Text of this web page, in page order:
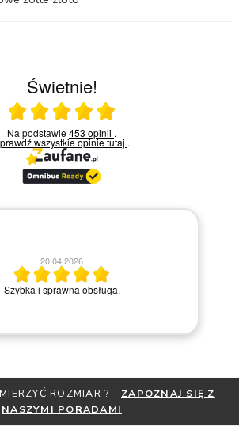
Świetnie!
Ocena średnia 5 na 5
Na podstawie453 opinii .
Sprawdź wszystkie opinietutaj .
20.04.2026
Szybka i sprawna obsługa.
ROZMIAR ? - ZAPOZNAJ SIĘ Z
NASZYMI PORADAMI